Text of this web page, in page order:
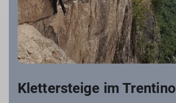
Klettersteige im Trentino